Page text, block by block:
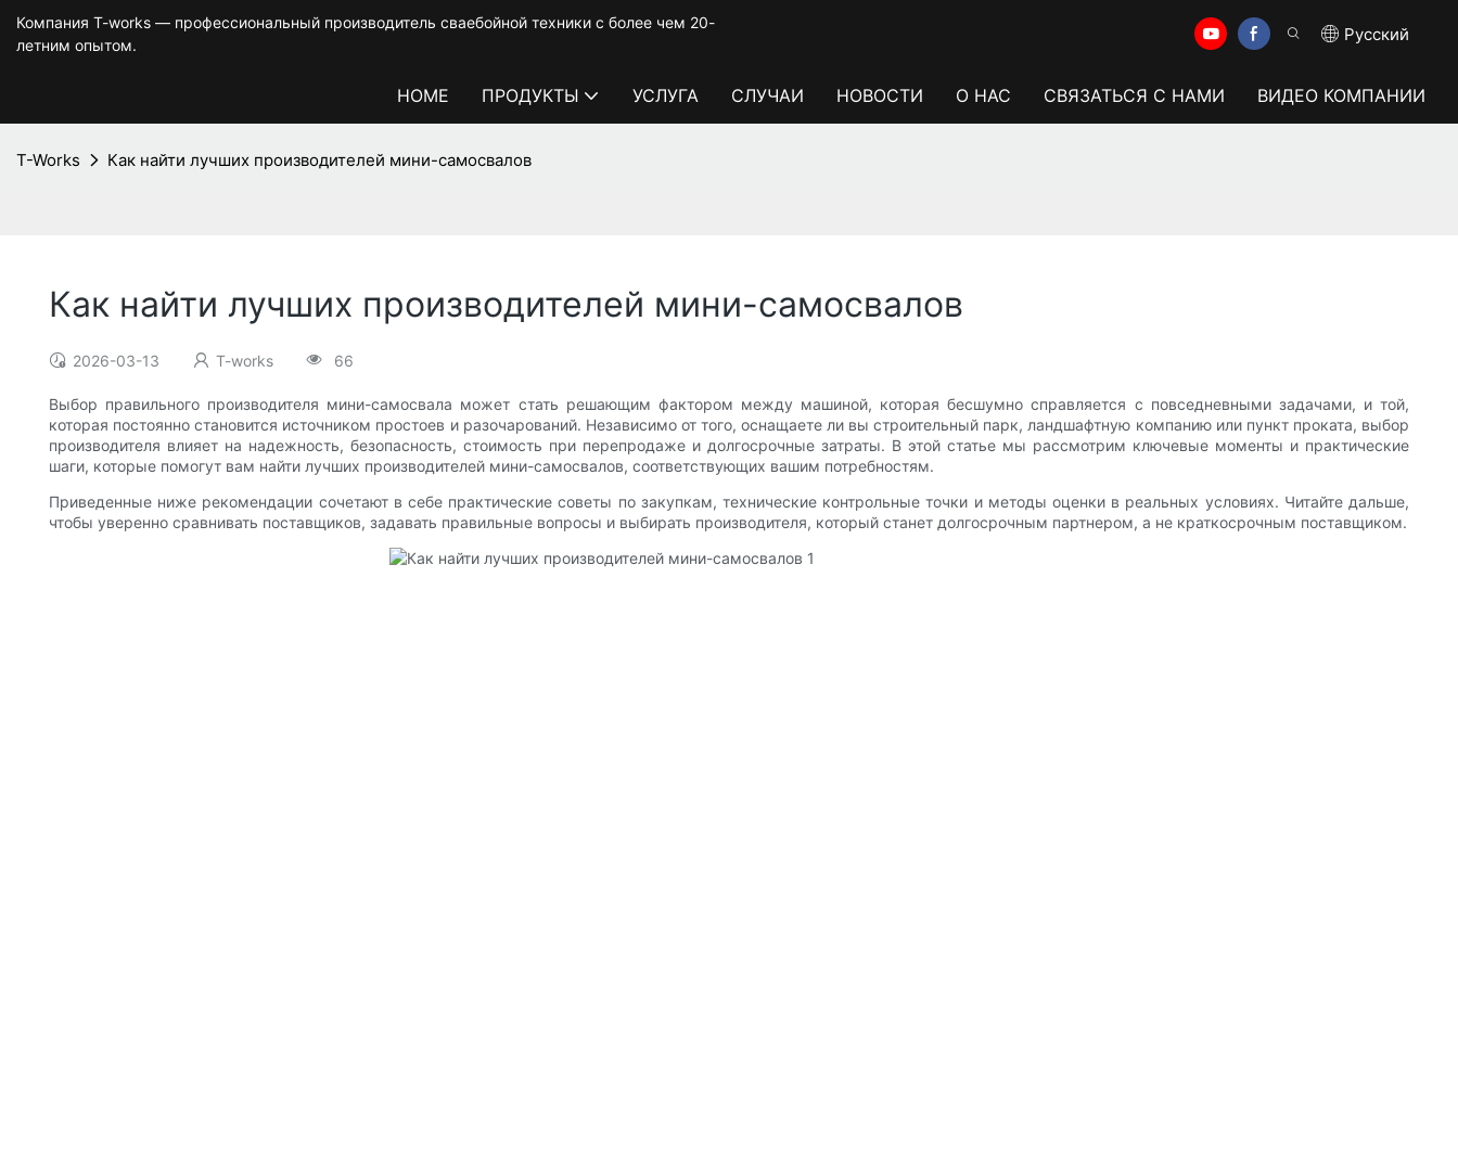
Компания T-works — профессиональный производитель сваебойной техники с более чем 20-
летним опытом.
Pусский
HOME ПРОДУКТЫ УСЛУГА СЛУЧАИ НОВОСТИ О НАС СВЯЗАТЬСЯ С НАМИ ВИДЕО КОМПАНИИ
T-Works Как найти лучших производителей мини-самосвалов
Как найти лучших производителей мини-самосвалов
2026-03-13 T-works 66
Выбор правильного производителя мини-самосвала может стать решающим фактором между машиной, которая бесшумно справляется с повседневными задачами, и той,
которая постоянно становится источником простоев и разочарований. Независимо от того, оснащаете ли вы строительный парк, ландшафтную компанию или пункт проката, выбор
производителя влияет на надежность, безопасность, стоимость при перепродаже и долгосрочные затраты. В этой статье мы рассмотрим ключевые моменты и практические
шаги, которые помогут вам найти лучших производителей мини-самосвалов, соответствующих вашим потребностям.
Приведенные ниже рекомендации сочетают в себе практические советы по закупкам, технические контрольные точки и методы оценки в реальных условиях. Читайте дальше,
чтобы уверенно сравнивать поставщиков, задавать правильные вопросы и выбирать производителя, который станет долгосрочным партнером, а не краткосрочным поставщиком.